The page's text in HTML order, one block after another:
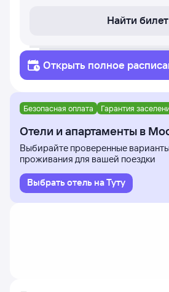
Найти билет
Открыть полное
Москва
Безопасная оплата Гарантия
Отели и апартаменты в
Выбирайте проверенные варианты
проживания для вашей поездки
Выбрать отель на Туту